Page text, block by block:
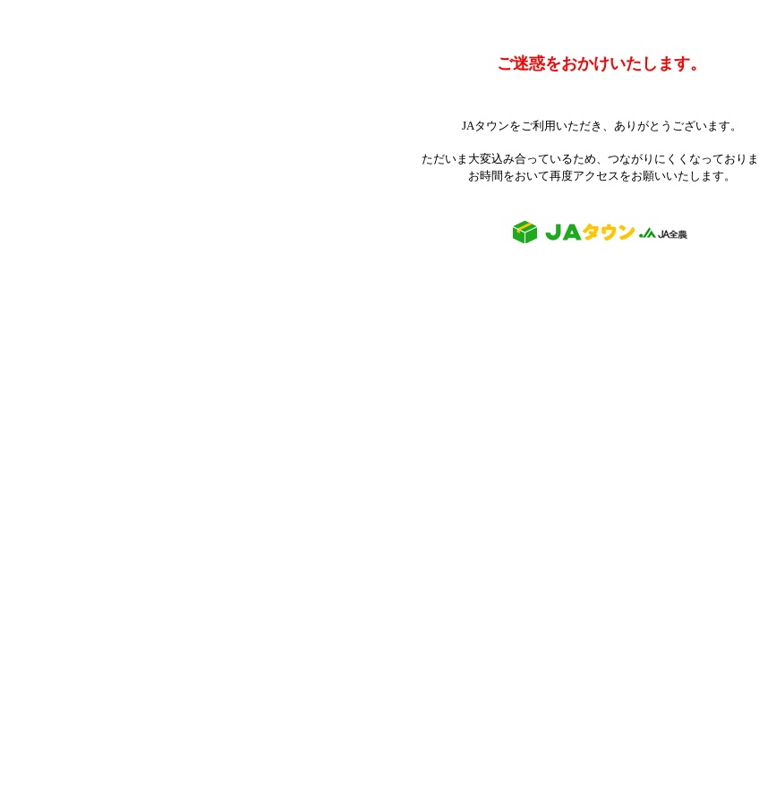
ご迷惑をおかけいたします。
JAタウンをご利用いただき、ありがとうございます。
ただいま大変込み合っているため、つながりにくくなっておりま
お時間をおいて再度アクセスをお願いいたします。